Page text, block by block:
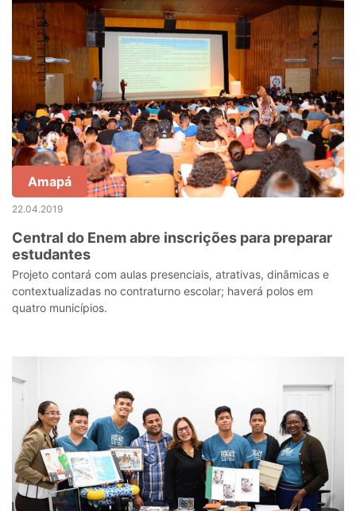
Amapá
22.04.2019
Central do Enem abre inscrições para preparar
estudantes
Projeto contará com aulas presenciais, atrativas, dinâmicas e
contextualizadas no contraturno escolar; haverá polos em
quatro municípios.